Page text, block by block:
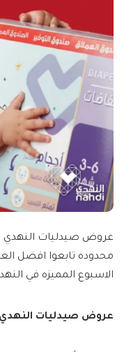
محدوده تابعوا افضل
الاسبوع المميزه في
عروض صيدليات النهدي